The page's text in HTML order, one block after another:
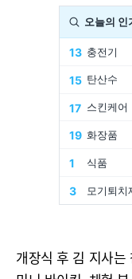
개장식 후 김 지사